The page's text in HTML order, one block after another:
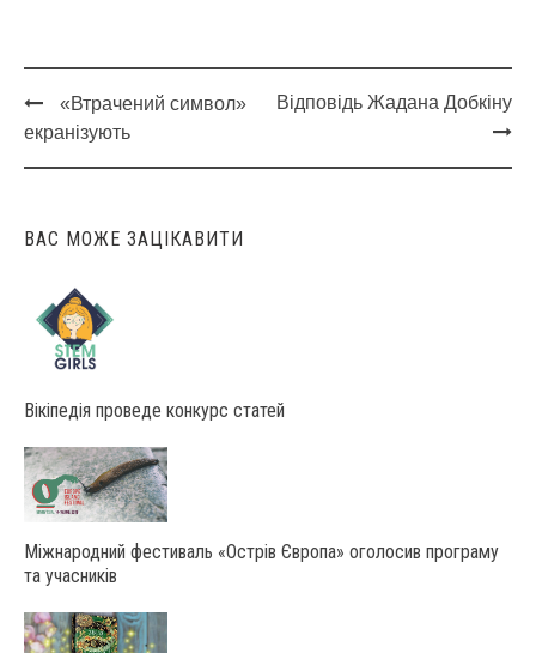
Post
navigation
«Втрачений символ»
екранізують
Відповідь Жадана Добкіну
ВАС МОЖЕ ЗАЦІКАВИТИ
Вікіпедія проведе конкурс статей
Міжнародний фестиваль «Острів Європа» оголосив програму
та учасників